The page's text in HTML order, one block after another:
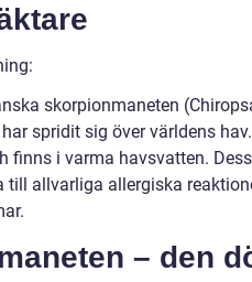
skorpionmaneten
spridit sig över världens
finns i varma havsvatten.
till allvarliga allergiska
– den